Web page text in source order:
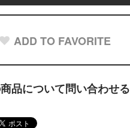
ADD TO FAVORITE
品について問い合わせる